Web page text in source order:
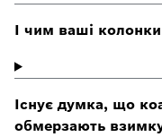
І чим ваші
Існує думка, що
обмерзають